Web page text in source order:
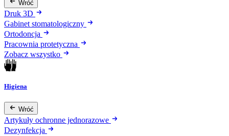
Wróć
Druk 3D
Gabinet stomatologiczny
Ortodoncja
Pracownia protetyczna
Zobacz wszystko
Higiena
Wróć
Artykuły ochronne jednorazowe
Dezynfekcja